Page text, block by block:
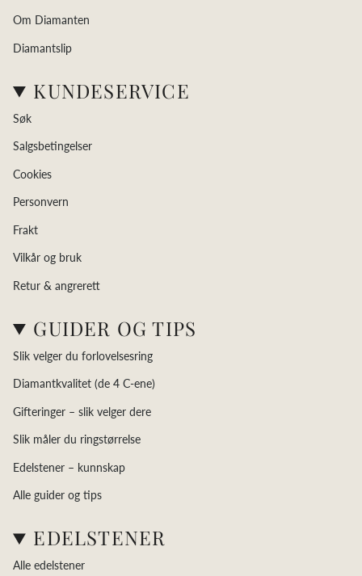
Om Diamanten
Diamantslip
KUNDESERVICE
Søk
Salgsbetingelser
Cookies
Personvern
Frakt
Vilkår og bruk
Retur & angrerett
GUIDER OG TIPS
Slik velger du forlovelsesring
Diamantkvalitet (de 4 C-ene)
Gifteringer – slik velger dere
Slik måler du ringstørrelse
Edelstener – kunnskap
Alle guider og tips
EDELSTENER
Alle edelstener